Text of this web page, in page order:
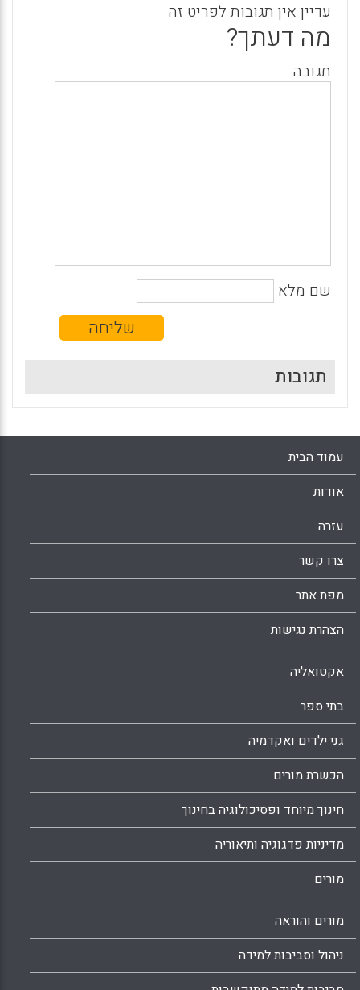
עדיין אין תגובות לפריט זה
מה דעתך?
תגובה
שם מלא
תגובות
עמוד הבית
אודות
עזרה
צרו קשר
מפת אתר
הצהרת נגישות
אקטואליה
בתי ספר
גני ילדים ואקדמיה
הכשרת מורים
חינוך מיוחד ופסיכולוגיה בחינוך
מדיניות פדגוגיה ותיאוריה
מורים
מורים והוראה
ניהול וסביבות למידה